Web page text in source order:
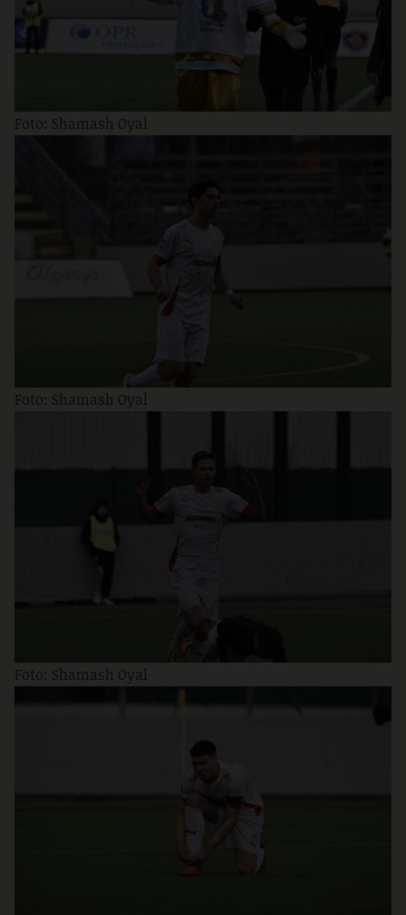
Foto: Shamash Oyal
Foto: Shamash Oyal
Foto: Shamash Oyal